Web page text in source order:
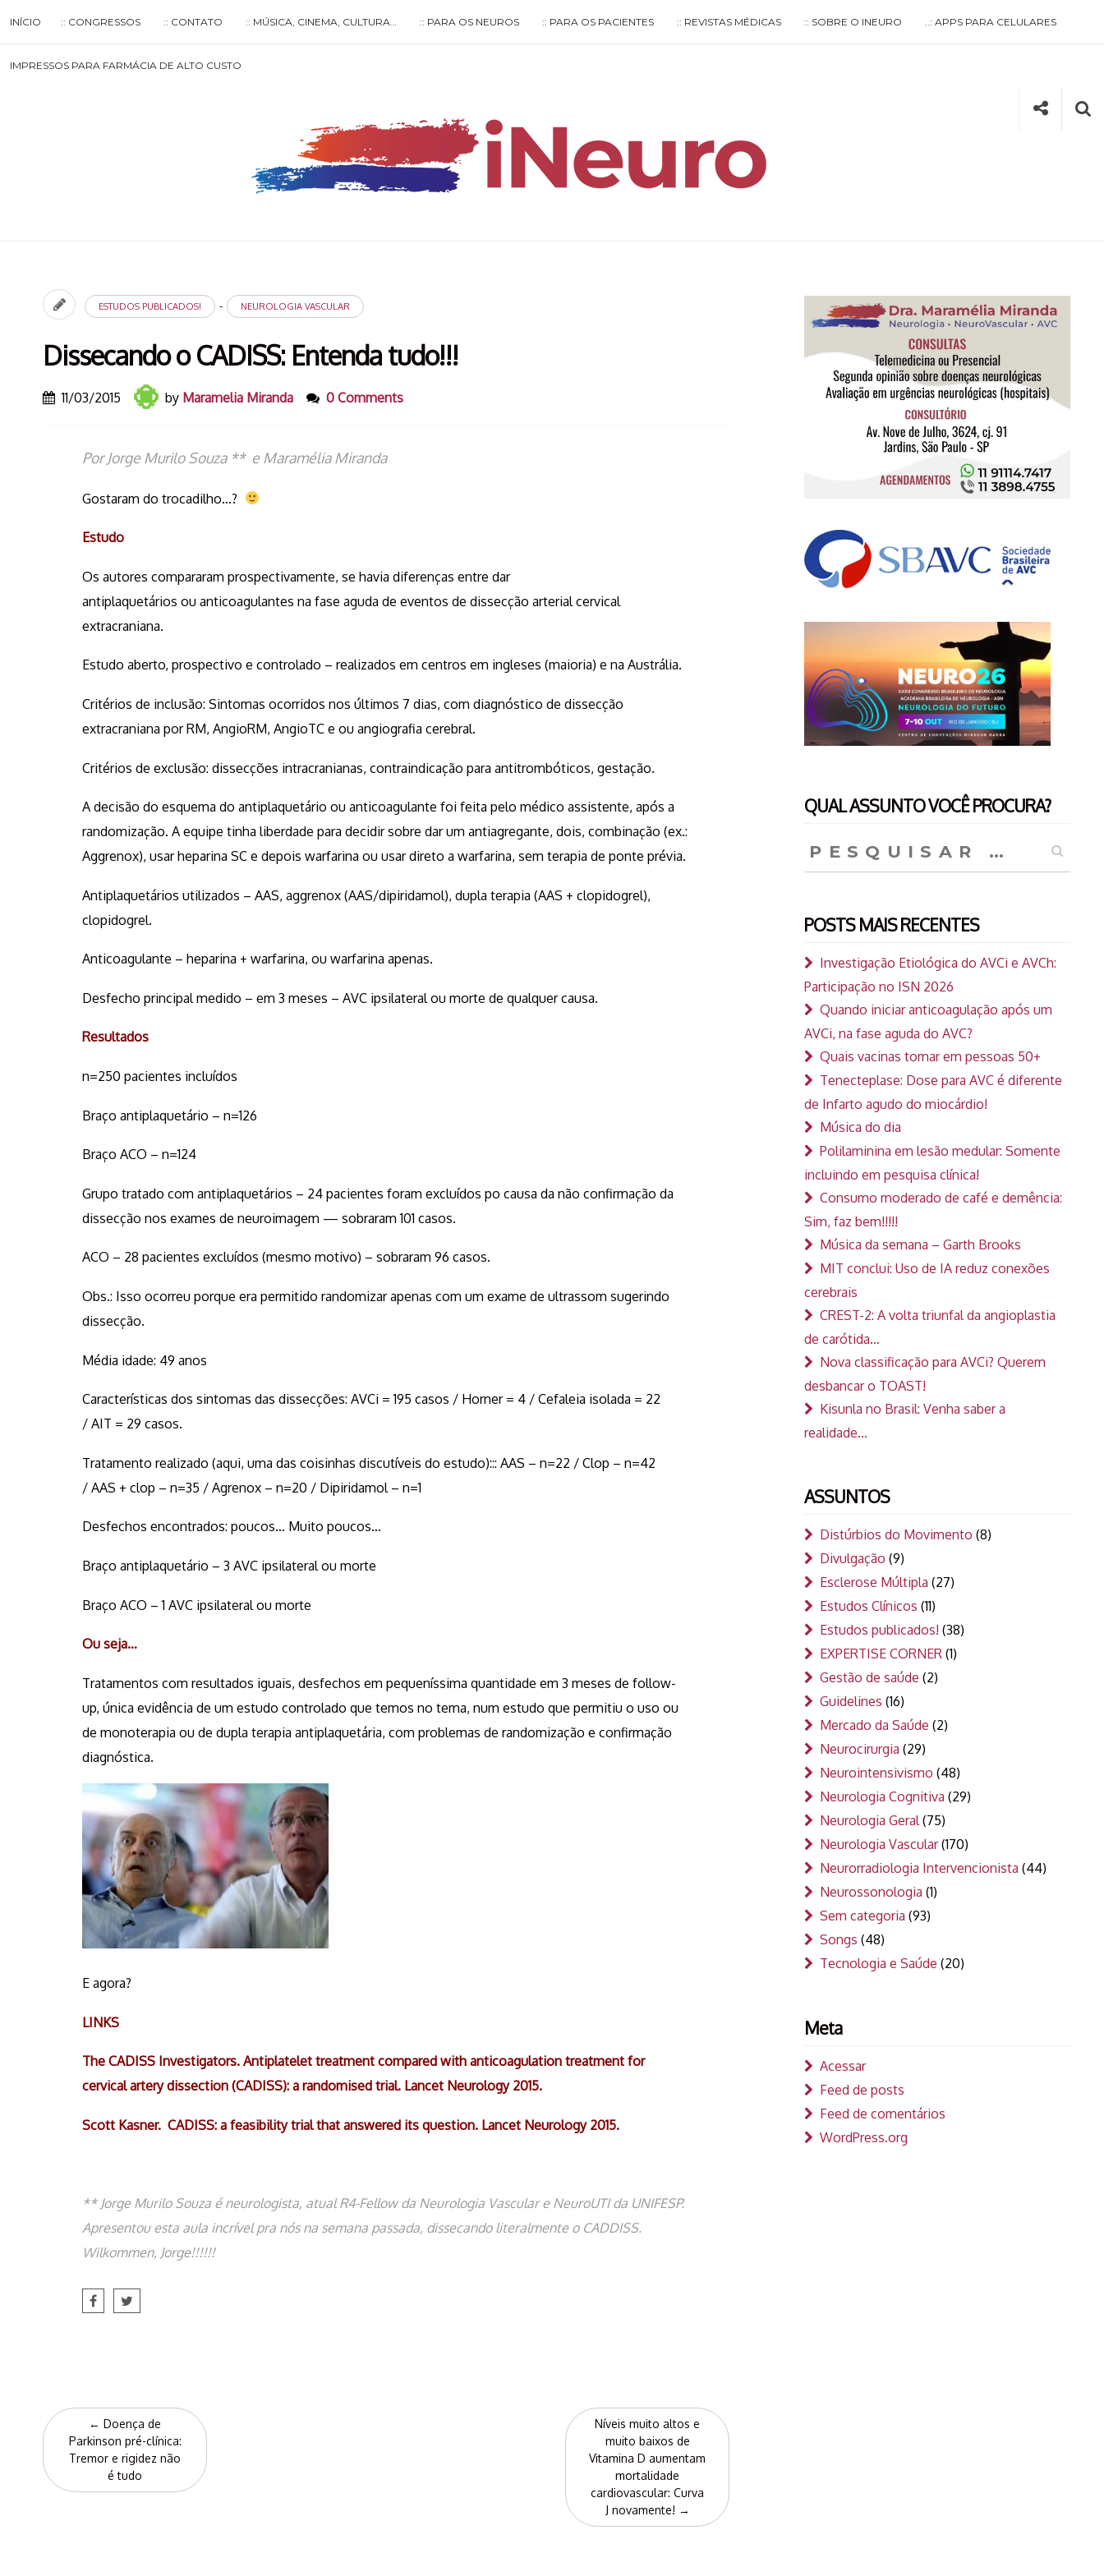
to
content
INÍCIO :: CONGRESSOS :: CONTATO :: MÚSICA, CINEMA, CULTURA… :: PARA OS NEUROS :: PARA OS PACIENTES :: REVISTAS MÉDICAS :: SOBRE O INEURO ..: APPS PARA CELULARES
IMPRESSOS PARA FARMÁCIA DE ALTO CUSTO
for
Type your search keyword, and press enter to search
Social
ESTUDOS PUBLICADOS! - NEUROLOGIA VASCULAR
Dissecando o CADISS: Entenda tudo!!!
11/03/2015 by Maramelia Miranda 0 Comments
Por Jorge Murilo Souza ** e Maramélia Miranda
Gostaram do trocadilho…?
Estudo
Os autores compararam prospectivamente, se havia diferenças entre dar
antiplaquetários ou anticoagulantes na fase aguda de eventos de dissecção arterial cervical
extracraniana.
Estudo aberto, prospectivo e controlado – realizados em centros em ingleses (maioria) e na Austrália.
Critérios de inclusão: Sintomas ocorridos nos últimos 7 dias, com diagnóstico de dissecção
extracraniana por RM, AngioRM, AngioTC e ou angiografia cerebral.
Critérios de exclusão: dissecções intracranianas, contraindicação para antitrombóticos, gestação.
A decisão do esquema do antiplaquetário ou anticoagulante foi feita pelo médico assistente, após a
randomização. A equipe tinha liberdade para decidir sobre dar um antiagregante, dois, combinação (ex.:
Aggrenox), usar heparina SC e depois warfarina ou usar direto a warfarina, sem terapia de ponte prévia.
Antiplaquetários utilizados – AAS, aggrenox (AAS/dipiridamol), dupla terapia (AAS + clopidogrel),
clopidogrel.
Anticoagulante – heparina + warfarina, ou warfarina apenas.
Desfecho principal medido – em 3 meses – AVC ipsilateral ou morte de qualquer causa.
Resultados
n=250 pacientes incluídos
Braço antiplaquetário – n=126
Braço ACO – n=124
Grupo tratado com antiplaquetários – 24 pacientes foram excluídos po causa da não confirmação da
dissecção nos exames de neuroimagem — sobraram 101 casos.
ACO – 28 pacientes excluídos (mesmo motivo) – sobraram 96 casos.
Obs.: Isso ocorreu porque era permitido randomizar apenas com um exame de ultrassom sugerindo
dissecção.
Média idade: 49 anos
Características dos sintomas das dissecções: AVCi = 195 casos / Horner = 4 / Cefaleia isolada = 22
/ AIT = 29 casos.
Tratamento realizado (aqui, uma das coisinhas discutíveis do estudo)::: AAS – n=22 / Clop – n=42
/ AAS + clop – n=35 / Agrenox – n=20 / Dipiridamol – n=1
Desfechos encontrados: poucos… Muito poucos…
Braço antiplaquetário – 3 AVC ipsilateral ou morte
Braço ACO – 1 AVC ipsilateral ou morte
Ou seja…
Tratamentos com resultados iguais, desfechos em pequeníssima quantidade em 3 meses de follow-
up, única evidência de um estudo controlado que temos no tema, num estudo que permitiu o uso ou
de monoterapia ou de dupla terapia antiplaquetária, com problemas de randomização e confirmação
diagnóstica.
E agora?
LINKS
The CADISS Investigators. Antiplatelet treatment compared with anticoagulation treatment for
cervical artery dissection (CADISS): a randomised trial. Lancet Neurology 2015.
Scott Kasner. CADISS: a feasibility trial that answered its question. Lancet Neurology 2015.
** Jorge Murilo Souza é neurologista, atual R4-Fellow da Neurologia Vascular e NeuroUTI da UNIFESP.
Apresentou esta aula incrível pra nós na semana passada, dissecando literalmente o CADDISS.
Wilkommen, Jorge!!!!!!
Post
navigation
← Doença de
Parkinson pré-clínica:
Tremor e rigidez não
é tudo
Níveis muito altos e
muito baixos de
Vitamina D aumentam
mortalidade
cardiovascular: Curva
J novamente! →
QUAL ASSUNTO VOCÊ PROCURA?
por:
POSTS MAIS RECENTES
Investigação Etiológica do AVCi e AVCh:
Participação no ISN 2026
Quando iniciar anticoagulação após um
AVCi, na fase aguda do AVC?
Quais vacinas tomar em pessoas 50+
Tenecteplase: Dose para AVC é diferente
de Infarto agudo do miocárdio!
Música do dia
Polilaminina em lesão medular: Somente
incluindo em pesquisa clínica!
Consumo moderado de café e demência:
Sim, faz bem!!!!!
Música da semana – Garth Brooks
MIT conclui: Uso de IA reduz conexões
cerebrais
CREST-2: A volta triunfal da angioplastia
de carótida…
Nova classificação para AVCi? Querem
desbancar o TOAST!
Kisunla no Brasil: Venha saber a
realidade…
ASSUNTOS
Distúrbios do Movimento (8)
Divulgação (9)
Esclerose Múltipla (27)
Estudos Clínicos (11)
Estudos publicados! (38)
EXPERTISE CORNER (1)
Gestão de saúde (2)
Guidelines (16)
Mercado da Saúde (2)
Neurocirurgia (29)
Neurointensivismo (48)
Neurologia Cognitiva (29)
Neurologia Geral(75)
Neurologia Vascular(170)
Neurorradiologia Intervencionista (44)
Neurossonologia (1)
Sem categoria (93)
Songs (48)
Tecnologia e Saúde (20)
Meta
Acessar
Feed de posts
Feed de comentários
WordPress.org